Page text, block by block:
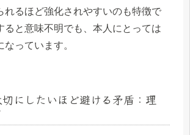
れるほど強化されやすいのも特徴で
ると意味不明でも、本人にとっては
っています。
にしたいほど避ける矛盾：理